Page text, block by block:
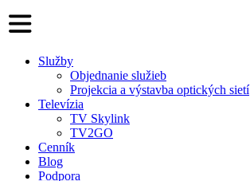
Služby
Objednanie služieb
Projekcia a výstavba optických sietí
Televízia
TV Skylink
TV2GO
Cenník
Blog
Podpora